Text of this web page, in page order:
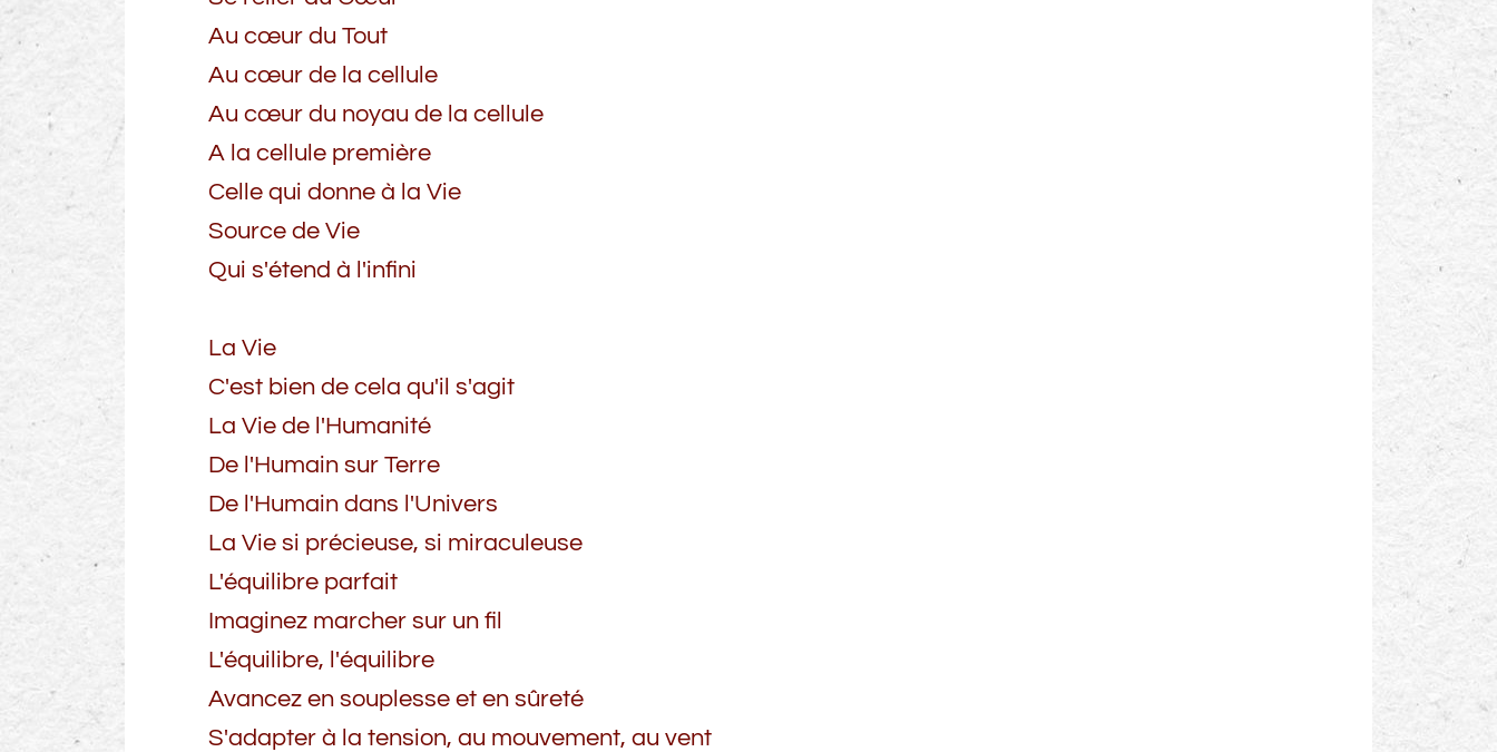
Au cœur du Tout
Au cœur de la cellule
Au cœur du noyau de la cellule
A la cellule première
Celle qui donne à la Vie
Source de Vie
Qui s'étend à l'infini
La Vie
C'est bien de cela qu'il s'agit
La Vie de l'Humanité
De l'Humain sur Terre
De l'Humain dans l'Univers
La Vie si précieuse, si miraculeuse
L'équilibre parfait
Imaginez marcher sur un fil
L'équilibre, l'équilibre
Avancez en souplesse et en sûreté
S'adapter à la tension, au mouvement, au vent